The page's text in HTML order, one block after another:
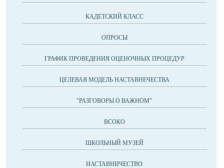
КАДЕТСКИЙ КЛАСС
ОПРОСЫ
ГРАФИК ПРОВЕДЕНИЯ ОЦЕНОЧНЫХ ПРОЦЕДУР
ЦЕЛЕВАЯ МОДЕЛЬ НАСТАВНЕЧЕСТВА
"РАЗГОВОРЫ О ВАЖНОМ"
ВСОКО
ШКОЛЬНЫЙ МУЗЕЙ
НАСТАВНИЧЕСТВО